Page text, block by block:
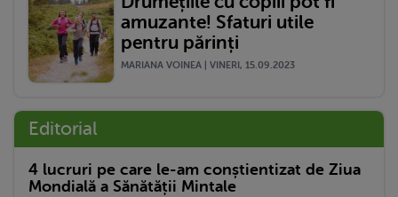
amuzante! Sfaturi utile
pentru părinți
MARIANA VOINEA | VINERI, 15.09.2023
Editorial
4 lucruri pe care le-am conștientizat de Ziua
Mondială a Sănătății Mintale